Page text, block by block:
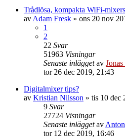
Trådlösa, kompakta WiFi-
av Adam Fresk » ons 20 nov
1
2
22 Svar
51963 Visningar
Senaste inläggetav
tor 26 dec 2019, 21:43
Digitalmixer tips?
av Kristian Nilsson » tis 10 dec
9 Svar
27724 Visningar
Senaste inläggetav
tor 12 dec 2019, 16:46